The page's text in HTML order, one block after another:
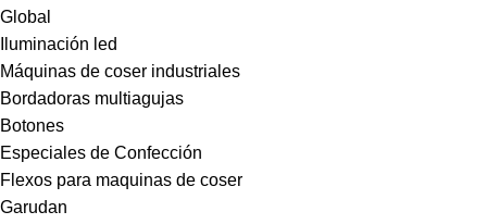
Global
Iluminación led
Máquinas de coser industriales
Bordadoras multiagujas
Botones
Especiales de Confección
Flexos para maquinas de coser
Garudan